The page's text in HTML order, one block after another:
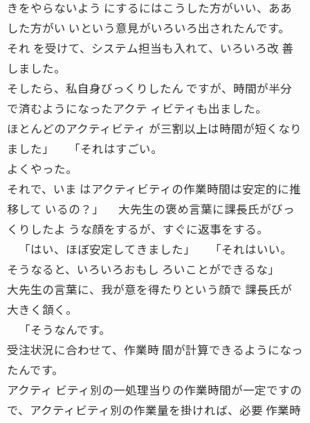
きをやらないよう にするにはこうした方がいい、ああ
した方がい いという意見がいろいろ出されたんです。
それ を受けて、システム担当も入れて、いろいろ改 善
しました。
そしたら、私自身びっくりしたん ですが、時間が半分
で済むようになったアクテ ィビティも出ました。
ほとんどのアクティビティ が三割以上は時間が短くなり
ました」 「それはすごい。
よくやった。
それで、いま はアクティビティの作業時間は安定的に推
移して いるの？」 大先生の褒め言葉に課長氏がびっ
くりしたよ うな顔をするが、すぐに返事をする。
「はい、ほぼ安定してきました」 「それはいい。
そうなると、いろいろおもし ろいことができるな」
大先生の言葉に、我が意を得たりという顔で 課長氏が
大きく頷く。
「そうなんです。
受注状況に合わせて、作業時 間が計算できるようになっ
たんです。
アクティ ビティ別の一処理当りの作業時間が一定ですの
で、アクティビティ別の作業量を掛ければ、必要 作業時